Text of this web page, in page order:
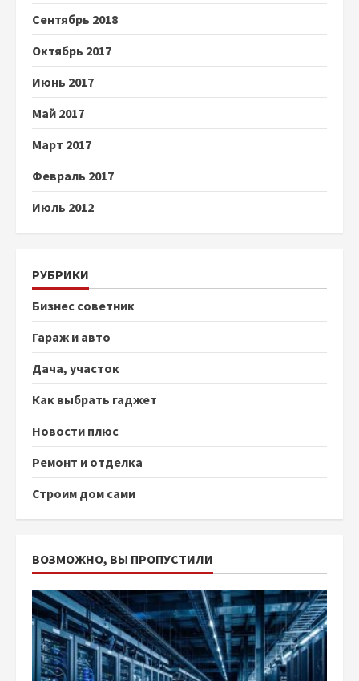
Сентябрь 2018
Октябрь 2017
Июнь 2017
Май 2017
Март 2017
Февраль 2017
Июль 2012
РУБРИКИ
Бизнес советник
Гараж и авто
Дача, участок
Как выбрать гаджет
Новости плюс
Ремонт и отделка
Строим дом сами
ВОЗМОЖНО, ВЫ ПРОПУСТИЛИ